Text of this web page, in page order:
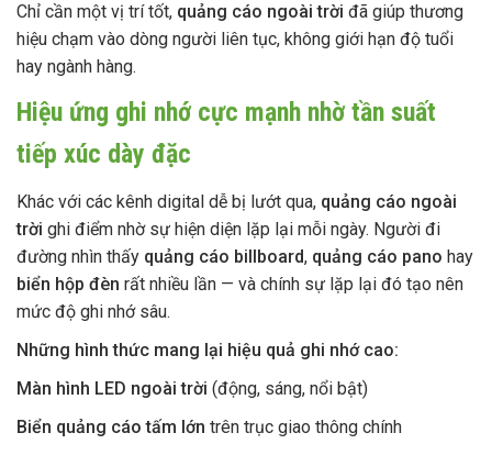
Chỉ cần một vị trí tốt, quảng cáo ngoài trời đã giúp thương
hiệu chạm vào dòng người liên tục, không giới hạn độ tuổi
hay ngành hàng.
Hiệu ứng ghi nhớ cực mạnh nhờ tần suất
tiếp xúc dày đặc
Khác với các kênh digital dễ bị lướt qua, quảng cáo ngoài
trời ghi điểm nhờ sự hiện diện lặp lại mỗi ngày. Người đi
đường nhìn thấy quảng cáo billboard, quảng cáo pano hay
biển hộp đèn rất nhiều lần — và chính sự lặp lại đó tạo nên
mức độ ghi nhớ sâu.
Những hình thức mang lại hiệu quả ghi nhớ cao:
Màn hình LED ngoài trời (động, sáng, nổi bật)
Biển quảng cáo tấm lớn trên trục giao thông chính